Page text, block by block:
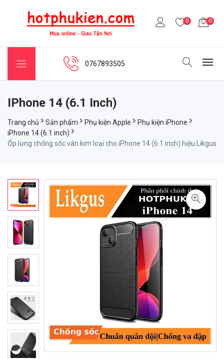
0 0
0767893505
IPhone 14 (6.1 Inch)
Trang chủ Sản phẩm Phụ kiện Apple
Phụ kiện iPhone
iPhone 14 (6.1 inch)
Ốp lưng chống sốc vân kim loại cho iPhone 14 (6.1 inch) hiệu Likgus